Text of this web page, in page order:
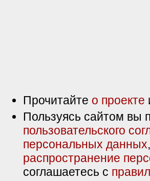
Прочитайте о проекте
Пользуясь сайтом вы
пользовательского
персональных данных
распространение
соглашаетесь с